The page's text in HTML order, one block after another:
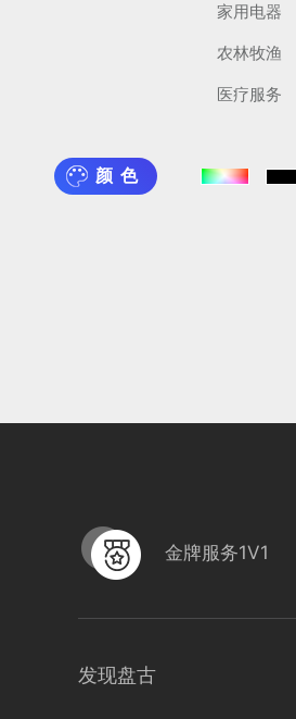
家用电器
农林牧渔
医疗服务
颜色
金牌服务1V1
发现盘古